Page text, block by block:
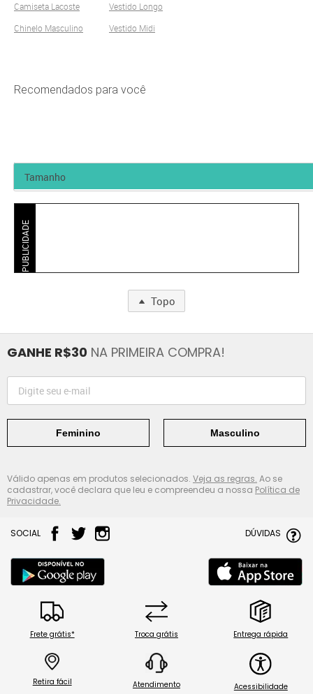
Camiseta Lacoste
Chinelo Masculino
Vestido Longo
Vestido Midi
Recomendados para você
PUBLICIDADE
Topo
GANHE R$30 NA PRIMEIRA COMPRA!
Feminino Masculino
Válido apenas em produtos selecionados. Veja as regras. Ao se
cadastrar, você declara que leu e compreendeu a nossa Política de
Privacidade.
SOCIAL DÚVIDAS
Frete grátis* Troca grátis Entrega rápida
Retira fácil Atendimento Acessibilidade